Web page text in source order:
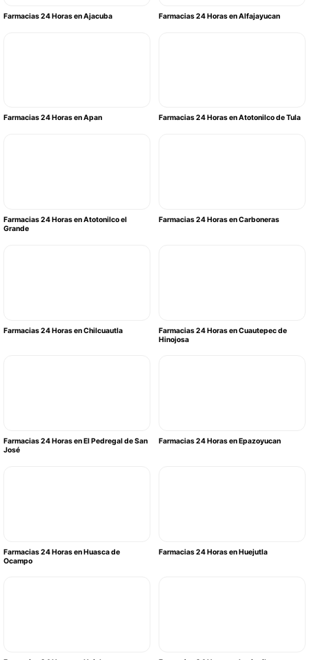
Farmacias 24 Horas en Ajacuba Farmacias 24 Horas en Alfajayucan
Farmacias 24 Horas en Apan Farmacias 24 Horas en Atotonilco de Tula
Farmacias 24 Horas en Atotonilco el
Grande
Farmacias 24 Horas en Carboneras
Farmacias 24 Horas en Chilcuautla
Farmacias 24 Horas en Cuautepec de
Hinojosa
Farmacias 24 Horas en El Pedregal de San
José
Farmacias 24 Horas en Epazoyucan
Farmacias 24 Horas en Huasca de
Ocampo
Farmacias 24 Horas en Huejutla